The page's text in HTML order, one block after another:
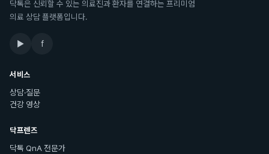
닥톡은 신뢰할 수 있는 의료진과 환자를 연결하는 프리미엄
의료 상담 플랫폼입니다.
▶ f
서비스
상담·질문
건강 영상
닥프렌즈
닥톡 QnA 전문가